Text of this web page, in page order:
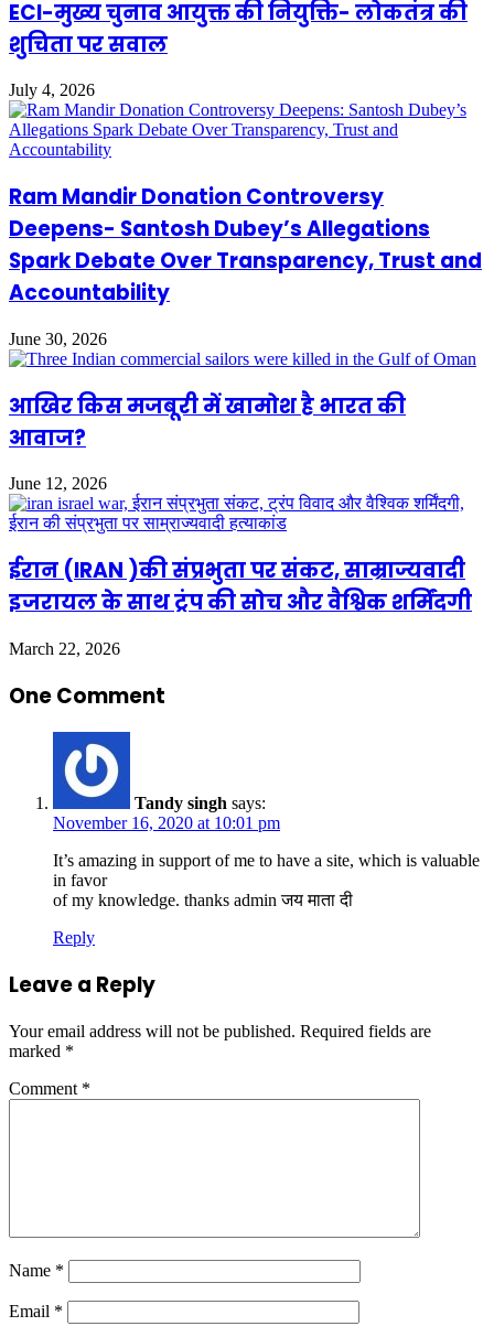
ECI-मुख्य चुनाव आयुक्त की नियुक्ति- लोकतंत्र की
शुचिता पर सवाल
July 4, 2026
Ram Mandir Donation Controversy
Deepens- Santosh Dubey’s Allegations
Spark Debate Over Transparency, Trust and
Accountability
June 30, 2026
आखिर किस मजबूरी में खामोश है भारत की
आवाज?
June 12, 2026
ईरान (IRAN )की संप्रभुता पर संकट, साम्राज्यवादी
इजरायल के साथ ट्रंप की सोच और वैश्विक शर्मिंदगी
March 22, 2026
One Comment
Tandy singh says:
November 16, 2020 at 10:01 pm
It’s amazing in support of me to have a site, which is valuable
in favor
of my knowledge. thanks admin जय माता दी
Reply
Leave a Reply
Your email address will not be published. Required fields are
marked *
Comment *
Name *
Email *